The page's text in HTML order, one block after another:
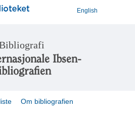
English
Ibsen-
Om bibliografien